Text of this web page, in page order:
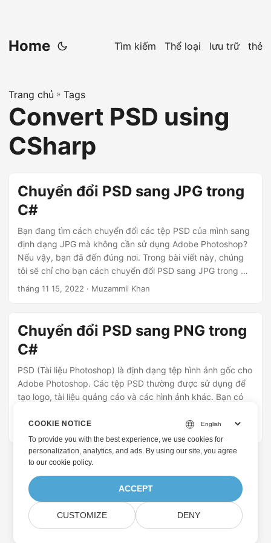
Home Tìm kiếm Thể loại lưu trữ thẻ
Trang chủ » Tags
Convert PSD using
CSharp
Chuyển đổi PSD sang JPG trong
C#
Bạn đang tìm cách chuyển đổi các tệp PSD của mình sang
định dạng JPG mà không cần sử dụng Adobe Photoshop?
Nếu vậy, bạn đã đến đúng nơi. Trong bài viết này, chúng
tôi sẽ chỉ cho bạn cách chuyển đổi PSD sang JPG trong C#
chỉ bằng một vài bước đơn giản.
tháng 11 15, 2022 · Muzammil Khan
Chuyển đổi PSD sang PNG trong
C#
PSD (Tài liệu Photoshop) là định dạng tệp hình ảnh gốc cho
Adobe Photoshop. Các tệp PSD thường được sử dụng để
tạo logo, tài liệu quảng cáo và các hình ảnh khác. Bạn có
Trong bài viết này, bạn sẽ tìm hiểu cách chuyển đổi hình
ảnh PSD thành PNG trong C#.
tháng 11 14, 2022· Muzammil Khan
COOKIE NOTICE
To provide you with the best experience, we use cookies for
personalization, analytics, and ads. By using our site, you agree
toour cookie policy.
ACCEPT
CUSTOMIZE DENY